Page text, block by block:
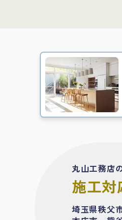
丸山工務店
施工対
埼玉県秩父